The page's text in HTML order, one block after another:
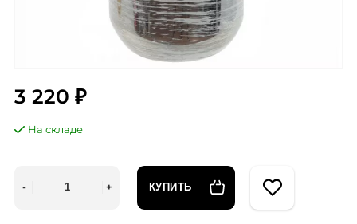
3 220 ₽
На складе
КУПИТЬ